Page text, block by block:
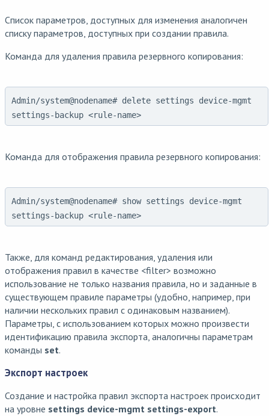
Список параметров, доступных для изменения аналогичен
списку параметров, доступных при создании правила.
Команда для удаления правила резервного копирования:
Admin/system@nodename# delete settings device-mgmt
settings-backup <rule-name>
Команда для отображения правила резервного копирования:
Admin/system@nodename# show settings device-mgmt
settings-backup <rule-name>
Также, для команд редактирования, удаления или
отображения правил в качестве <filter> возможно
использование не только названия правила, но и заданные в
существующем правиле параметры (удобно, например, при
наличии нескольких правил с одинаковым названием).
Параметры, с использованием которых можно произвести
идентификацию правила экспорта, аналогичны параметрам
команды set.
Экспорт настроек
Создание и настройка правил экспорта настроек происходит
на уровне settings device-mgmt settings-export.